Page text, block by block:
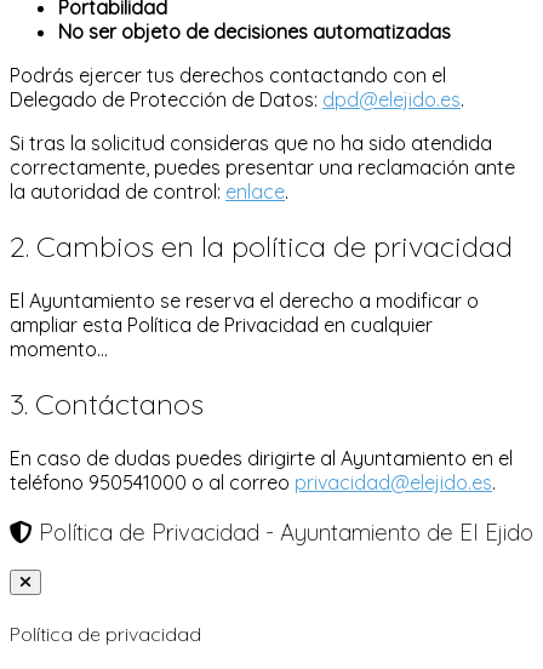
Portabilidad
No ser objeto de decisiones automatizadas
Podrás ejercer tus derechos contactando con el
Delegado de Protección de Datos: dpd@elejido.es.
Si tras la solicitud consideras que no ha sido atendida
correctamente, puedes presentar una reclamación ante
la autoridad de control: enlace.
2. Cambios en la política de privacidad
El Ayuntamiento se reserva el derecho a modificar o
ampliar esta Política de Privacidad en cualquier
momento...
3. Contáctanos
En caso de dudas puedes dirigirte al Ayuntamiento en el
teléfono 950541000 o al correo privacidad@elejido.es.
Política de Privacidad - Ayuntamiento de El Ejido
Política de privacidad